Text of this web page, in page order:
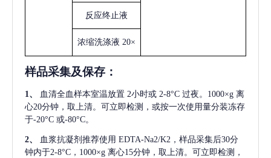
反应终止液
浓缩洗涤液 20×
样品采集及保存 ：
1、 血清全血样本室温放置 2小时或 2-8°C 过夜。1000×g 离
心20分钟，取上清。可立即检测，或按一次使用量分装冻存
于-20°C 或-80°C。
2、 血浆抗凝剂推荐使用 EDTA-Na2/K2，样品采集后30分
钟内于2-8°C，1000×g 离心15分钟，取上清。可立即检测，